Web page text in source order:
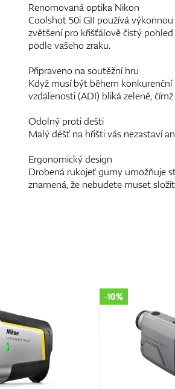
Renomovaná optika Nikon
Coolshot 50i GII používá
zvětšení pro křišťálově čistý
podle vašeho zraku.
Připraveno na soutěžní hru
Když musí být během
vzdálenosti (ADI) bliká zeleně,
Odolný proti dešti
Malý déšť na hřišti vás nezastaví
Ergonomický design
Drobená rukojeť gumy umožňuje
znamená, že nebudete muset
-14%